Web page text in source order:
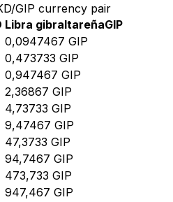
GIP currency pair
Libra gibraltareñaGIP
0,0947467 GIP
0,473733 GIP
0,947467 GIP
2,36867 GIP
4,73733 GIP
9,47467 GIP
47,3733 GIP
94,7467 GIP
473,733 GIP
947,467 GIP